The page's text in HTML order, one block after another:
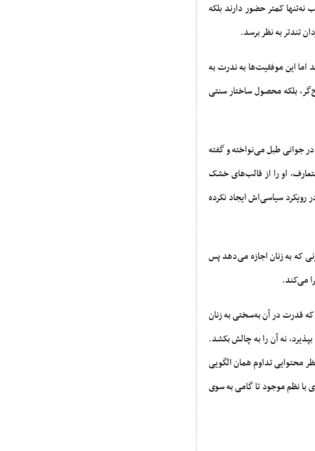
کمتر حضور دارند بلکه
تندتر به نظر برسد.
اما این موفقیت‌ها به ندرت به
بلکه محصول ساختار سنتی
جوانی طبل می‌نواخته و گفته
او را از قالب‌های خشک
رویکرد سیاسی‌اش ایجاد نکرده
که به زنان اجازه می‌دهد پس
می‌کند.
که قدرت در آن به‌سختی به زنان
نه آن را به چالش بکشد.
محتوایی تداوم همان الگویی
با نظم موجود تا گامی به سوی